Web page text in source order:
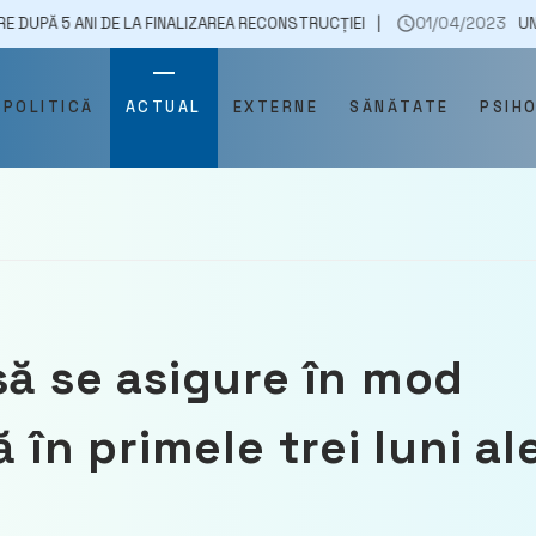
LA FINALIZAREA RECONSTRUCȚIEI 01/04/2023 UN COCKTAIL
POLITICĂ ACTUAL EXTERNE SĂNĂTATE
se asigure în mod
în primele trei luni